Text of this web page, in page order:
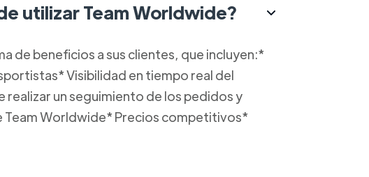
utilizar Team Worldwide?
de beneficios a sus clientes, que incluyen:*
Visibilidad en tiempo real del
un seguimiento de los pedidos y
Worldwide* Precios competitivos*